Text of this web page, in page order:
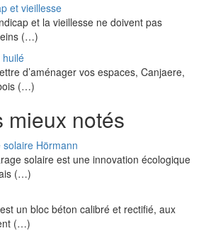
et vieillesse
et la vieillesse ne doivent pas
(…)
huilé
d’aménager vos espaces, Canjaere,
(…)
mieux notés
Hörmann
solaire est une innovation écologique
(…)
un bloc béton calibré et rectifié, aux
(…)